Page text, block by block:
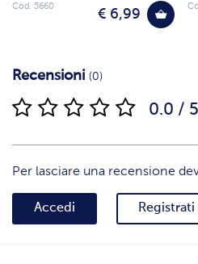
€ 6,99
Cod. 5660
Recensioni (0)
0.0 / 5
Per lasciare una recensione
Accedi Registrati